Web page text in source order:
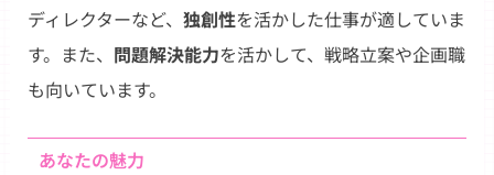
ディレクターなど、 独創性を活かした仕事が適していま
す。また、 問題解決能力を活かして、戦略立案や企画職
も向いています。
あなたの魅力